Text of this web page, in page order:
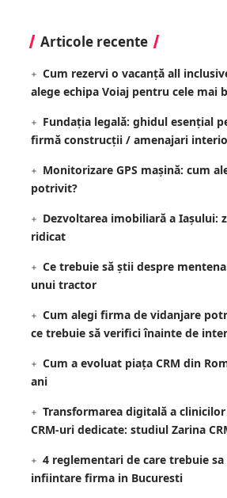
Articole recente
Cum rezervi o vacanță all
alege echipa Voiaj pentru cele mai
Fundația legală: ghidul esențial
firmă construcții / amenajari
Monitorizare GPS mașină: cum
potrivit?
Dezvoltarea imobiliară a Iașului:
ridicat
Ce trebuie să știi despre
unui tractor
Cum alegi firma de vidanjare
ce trebuie să verifici înainte de
Cum a evoluat piața CRM din
ani
Transformarea digitală a
CRM-uri dedicate: studiul Zarina
4 reglementari de care trebuie
infiintare firma in Bucuresti